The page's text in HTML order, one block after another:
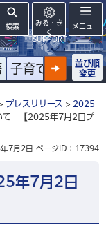
検索
みる・き
く
SUPPORT
メニュー
子育て 高齢者
並び順
変更
プレスリリース > 2025
て 【2025年7月2日プ
7月2日 ページID：17394
年7月2日